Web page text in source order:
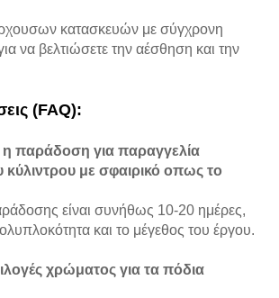
κατασκευών με σύγχρονη
να βελτιώσετε την αέσθηση και την
(FAQ):
η παράδοση για παραγγελία
κύλιντρου με σφαιρικό οπως το
είναι συνήθως 10-20 ημέρες,
και το μέγεθος του έργου.
χρώματος για τα πόδια